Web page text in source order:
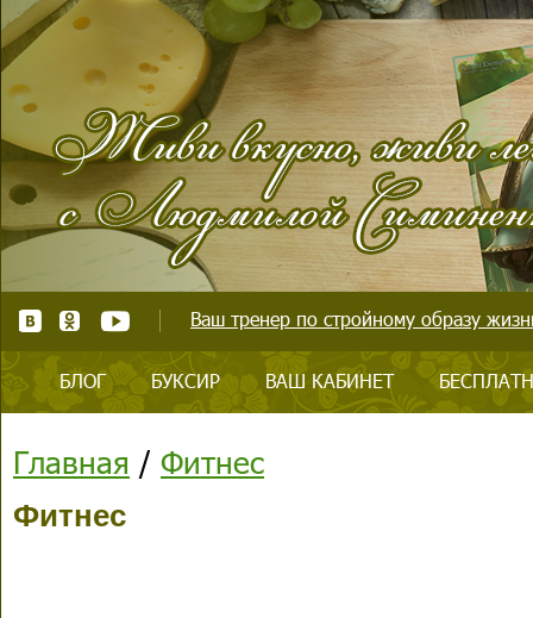
Ваш тренер по стройному образу
БЛОГ БУКСИР ВАШ КАБИНЕТ
Главная / Фитнес
Фитнес